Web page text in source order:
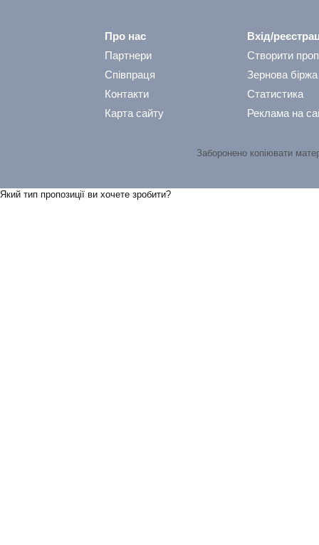
Про нас
Партнери
Співпраця
Контакти
Карта сайту
Вхід/
Створити
Зернова біржа
Статистика
Реклама на
Заборонено копіювати
Який тип пропозицiї ви хочете зробити?